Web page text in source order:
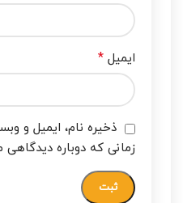
ایمیل *
ذخیره نام، ایمیل و
زمانی که دوباره